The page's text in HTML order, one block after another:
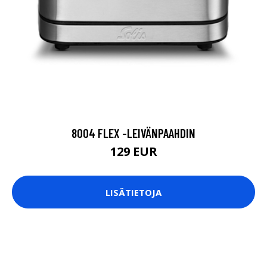
8004 FLEX -LEIVÄNPAAHDIN
129 EUR
LISÄTIETOJA